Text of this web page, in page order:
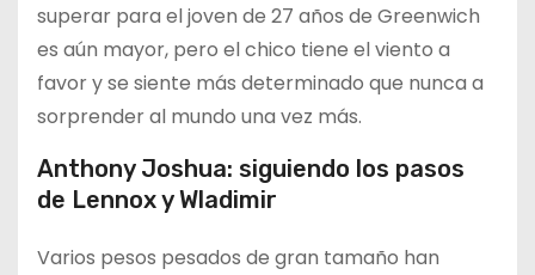
superar para el joven de 27 años de Greenwich
es aún mayor, pero el chico tiene el viento a
favor y se siente más determinado que nunca a
sorprender al mundo una vez más.
Anthony Joshua: siguiendo los pasos
de Lennox y Wladimir
Varios pesos pesados de gran tamaño han